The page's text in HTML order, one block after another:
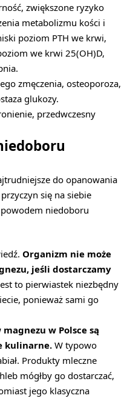
zwiększone ryzyko
metabolizmu kości i
poziom PTH we krwi,
we krwi 25(OH)D,
zmęczenia, osteoporoza,
glukozy.
przedwczesny
do opanowania
się na siebie
powodem niedoboru
Organizm nie może
jeśli dostarczamy
to pierwiastek niezbędny
ponieważ sami go
w Polsce są
kulinarne. W typowo
Produkty mleczne
mógłby go dostarczać,
jego klasyczna